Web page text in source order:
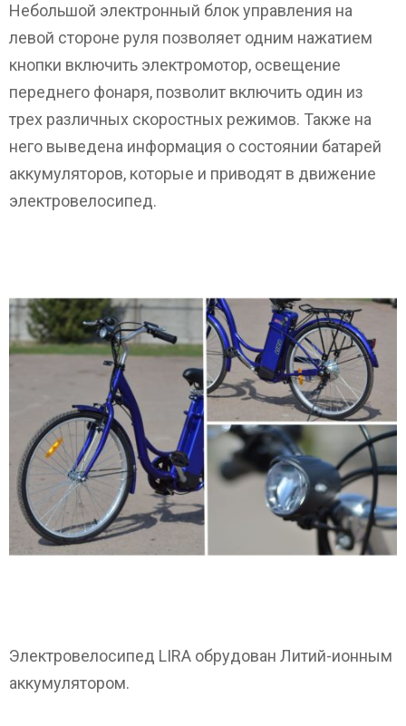
Небольшой электронный блок управления на
левой стороне руля позволяет одним нажатием
кнопки включить электромотор, освещение
переднего фонаря, позволит включить один из
трех различных скоростных режимов. Также на
него выведена информация о состоянии батарей
аккумуляторов, которые и приводят в движение
электровелосипед.
Электровелосипед LIRA обрудован Литий-ионным
аккумулятором.